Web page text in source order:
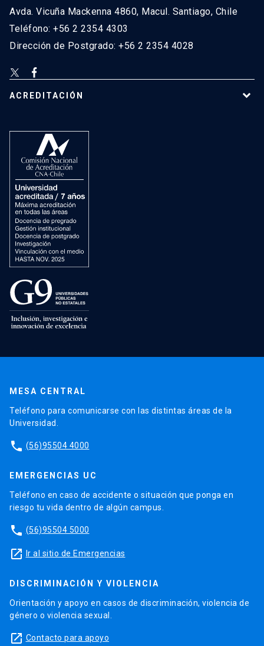
Avda. Vicuña Mackenna 4860, Macul. Santiago, Chile
Teléfono: +56 2 2354 4303
Dirección de Postgrado: +56 2 2354 4028
ACREDITACIÓN
MESA CENTRAL
Teléfono para comunicarse con las distintas áreas de la
Universidad.
phone (56)95504 4000
EMERGENCIAS UC
Teléfono en caso de accidente o situación que ponga en
riesgo tu vida dentro de algún campus.
phone (56)95504 5000
launch Ir al sitio de Emergencias
DISCRIMINACIÓN Y VIOLENCIA
Orientación y apoyo en casos de discriminación, violencia de
género o violencia sexual.
launch Contacto para apoyo